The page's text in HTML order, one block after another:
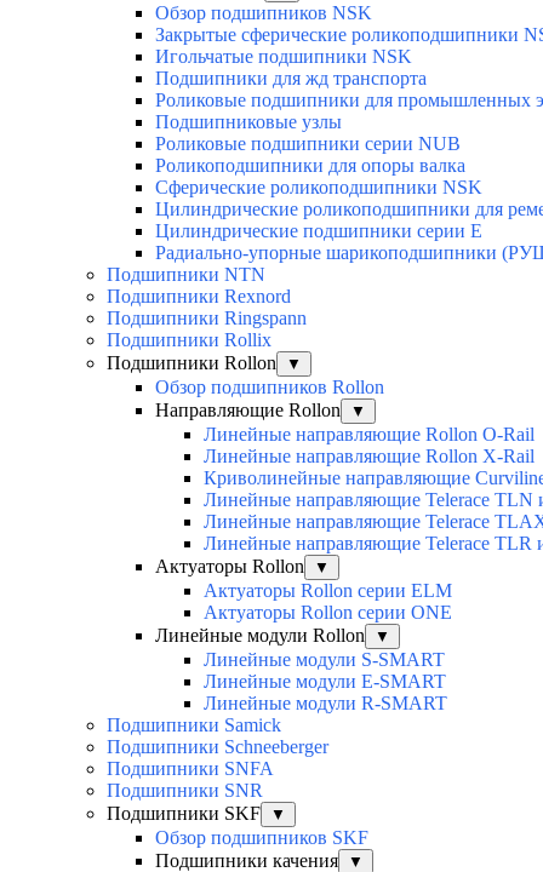
Обзор подшипников NSK
Закрытые сферические роликоподшипники
Игольчатые подшипники NSK
Подшипники для жд транспорта
Роликовые подшипники для промышленных
Подшипниковые узлы
Роликовые подшипники серии NUB
Роликоподшипники для опоры валка
Сферические роликоподшипники NSK
Цилиндрические роликоподшипники для
Цилиндрические подшипники серии E
Радиально-упорные шарикоподшипники
Подшипники NTN
Подшипники Rexnord
Подшипники Ringspann
Подшипники Rollix
Подшипники Rollon
▼
Обзор подшипников Rollon
Направляющие Rollon
▼
Линейные направляющие Rollon O-Rail
Линейные направляющие Rollon X-Rail
Криволинейные направляющие
Линейные направляющие Telerace TLN
Линейные направляющие Telerace
Линейные направляющие Telerace TLR
Актуаторы Rollon
▼
Актуаторы Rollon серии ELM
Актуаторы Rollon серии ONE
Линейные модули Rollon
▼
Линейные модули S-SMART
Линейные модули E-SMART
Линейные модули R-SMART
Подшипники Samick
Подшипники Schneeberger
Подшипники SNFA
Подшипники SNR
Подшипники SKF
▼
Обзор подшипников SKF
Подшипники качения
▼